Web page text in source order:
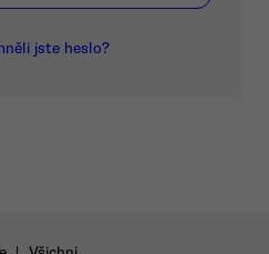
jste heslo?